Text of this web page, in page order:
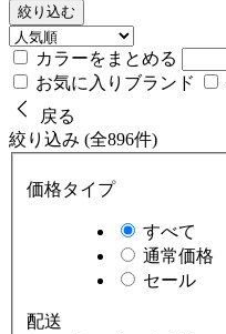
絞り込む
カラーをまとめる
お気に入りブランド
戻る
絞り込み (全896件)
価格タイプ
すべて
通常価格
セール
配送